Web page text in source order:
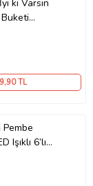
ki Varsın
Buketi
,90 TL
Işıklı 6’lı